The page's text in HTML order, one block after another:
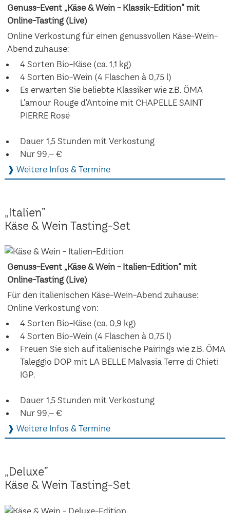
Genuss-Event „Käse & Wein - Klassik-Edition" mit
Online-Tasting (Live)
Online Verkostung für einen genussvollen Käse-Wein-
Abend zuhause:
4 Sorten Bio-Käse (ca. 1,1 kg)
4 Sorten Bio-Wein (4 Flaschen à 0,75 l)
Es erwarten Sie beliebte Klassiker wie z.B. ÖMA
L'amour Rouge d'Antoine mit CHAPELLE SAINT
PIERRE Rosé
Dauer 1,5 Stunden mit Verkostung
Nur 99,– €
❱ Weitere Infos & Termine
„Italien”
Käse & Wein Tasting-Set
Genuss-Event „Käse & Wein - Italien-Edition“ mit
Online-Tasting (Live)
Für den italienischen Käse-Wein-Abend zuhause:
Online Verkostung von:
4 Sorten Bio-Käse (ca. 0,9 kg)
4 Sorten Bio-Wein (4 Flaschen à 0,75 l)
Freuen Sie sich auf italienische Pairings wie z.B. ÖMA
Taleggio DOP mit LA BELLE Malvasia Terre di Chieti
IGP.
Dauer 1,5 Stunden mit Verkostung
Nur 99,– €
❱ Weitere Infos & Termine
„Deluxe”
Käse & Wein Tasting-Set